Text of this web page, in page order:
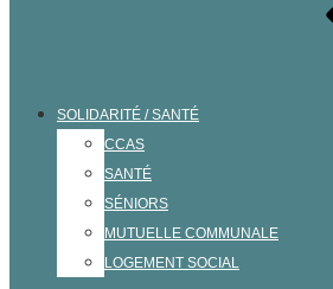
SOLIDARITÉ / SANTÉ
CCAS
SANTÉ
SÉNIORS
MUTUELLE COMMUNALE
LOGEMENT SOCIAL